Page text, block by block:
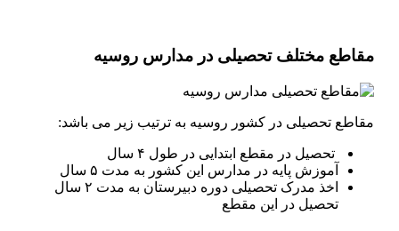
مقاطع مختلف تحصیلی در مدارس روسیه
مقاطع تحصیلی در کشور روسیه به ترتیب زیر می باشد:
تحصیل در مقطع ابتدایی در طول ۴ سال
آموزش پایه در مدارس این کشور به مدت ۵ سال
اخذ مدرک تحصیلی دوره دبیرستان به مدت ۲ سال
تحصیل در این مقطع